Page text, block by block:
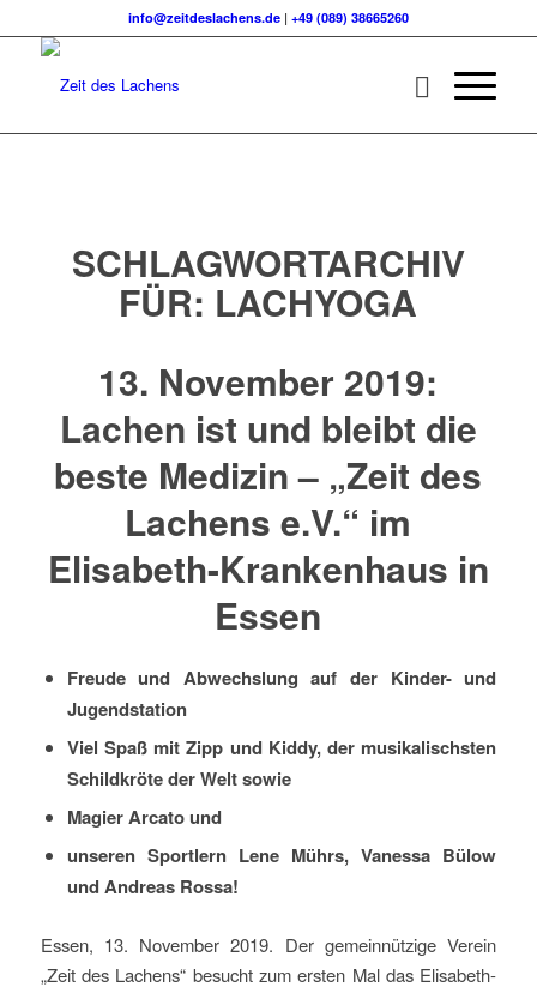
info@zeitdeslachens.de| +49 (089) 38665260
SCHLAGWORTARCHIV
FÜR: LACHYOGA
13. November 2019:
Lachen ist und bleibt die
beste Medizin – „Zeit des
Lachens e.V.“ im
Elisabeth-Krankenhaus in
Essen
Freude und Abwechslung auf der Kinder- und
Jugendstation
Viel Spaß mit Zipp und Kiddy, der musikalischsten
Schildkröte der Welt sowie
Magier Arcato und
unseren Sportlern Lene Mührs, Vanessa Bülow
und Andreas Rossa!
Essen, 13. November 2019. Der gemeinnützige Verein
„Zeit des Lachens“ besucht zum ersten Mal das Elisabeth-